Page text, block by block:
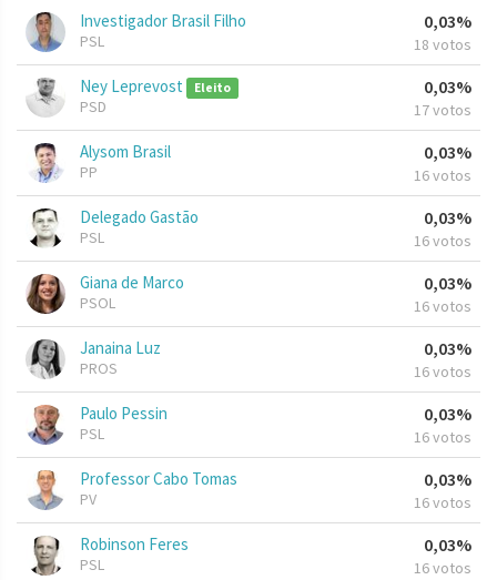
Investigador Brasil Filho
PSL
0,03%
18 votos
Ney Leprevost Eleito
PSD
0,03%
17 votos
Alysom Brasil
PP
0,03%
16 votos
Delegado Gastão
PSL
0,03%
16 votos
Giana de Marco
PSOL
0,03%
16 votos
Janaina Luz
PROS
0,03%
16 votos
Paulo Pessin
PSL
0,03%
16 votos
Professor Cabo Tomas
PV
0,03%
16 votos
Robinson Feres
PSL
0,03%
16 votos